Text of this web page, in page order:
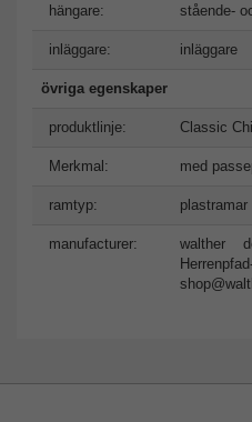
hängare: stående-
inläggare: inläggare
övriga egenskaper
produktlinje: Classic
Merkmal: med
ramtyp: plastramar
manufacturer:
walther